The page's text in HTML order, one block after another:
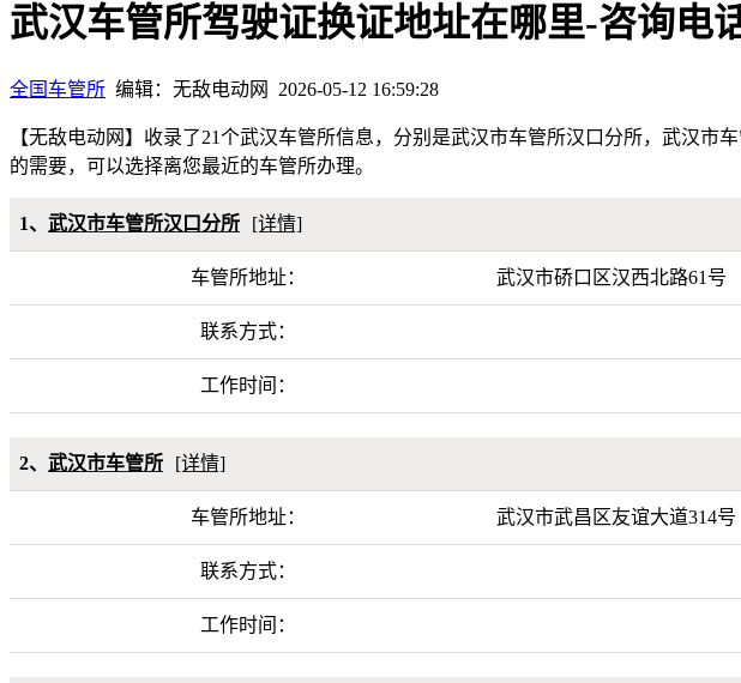
武汉车管所驾驶证换证地址在哪里-咨询电
全国车管所 编辑：无敌电动网 2026-05-12 16:59:28
【无敌电动网】收录了21个武汉车管所信息，分别是武汉市车管所汉口分所，武汉
的需要，可以选择离您最近的车管所办理。
1、 武汉市车管所汉口分所 [详情]
车管所地址： 武汉市硚口区汉西北路61号
联系方式：
工作时间：
2、 武汉市车管所 [详情]
车管所地址： 武汉市武昌区友谊大道314号
联系方式：
工作时间：